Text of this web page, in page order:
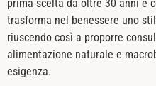
prima scelta da oltre 30 anni e
trasforma nel benessere uno
riuscendo così a proporre
alimentazione naturale e
esigenza.